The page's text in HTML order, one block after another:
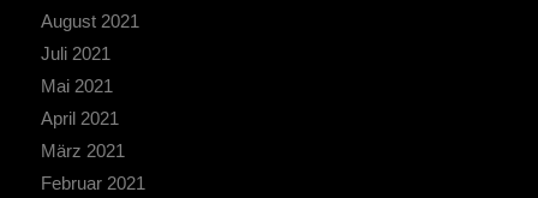
August 2021
Juli 2021
Mai 2021
April 2021
März 2021
Februar 2021